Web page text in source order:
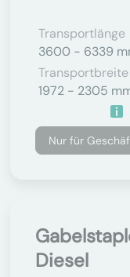
Transportlänge
3600 - 6339
Transportbreite
1972 - 2305
Nur für
Diesel